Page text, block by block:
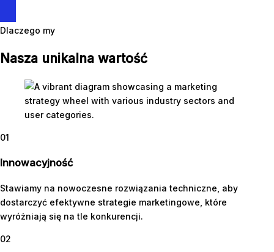
Dlaczego my
Nasza unikalna wartość
01
Innowacyjność
Stawiamy na nowoczesne rozwiązania techniczne, aby
dostarczyć efektywne strategie marketingowe, które
wyróżniają się na tle konkurencji.
02